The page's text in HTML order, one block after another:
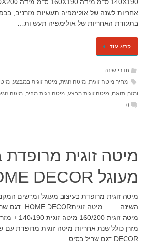
אחריות לשנה של אולימפיה תעשיות מזרנים,
בתעודת האחריות של אולימפיה תעשיות…
קרא עוד
חדרי שינה
מחיר מיטה זוגית, מיטה זוגית, מיטה זוגית במבצע,
ומזרן תואם מיטה זוגית מבצע מיטה זוגית מחיר מיטה
0
מיטה זוגית מרופדת
מעוגל HOME DECOR
מיטה זוגית מרופדת בעיצוב מעוגל ומרשים
DECOR דגם שריל בסיס…